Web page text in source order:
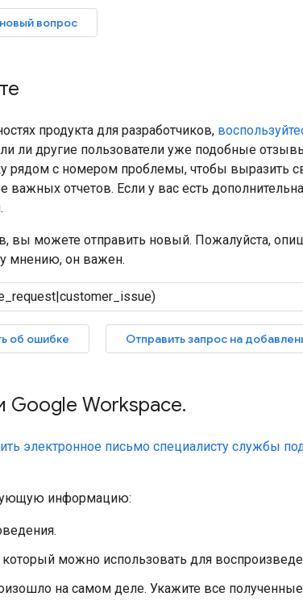
вопрос
продукта для разработчиков,
ли другие пользователи уже подобные
рядом с номером проблемы, чтобы выразить
важных отчетов. Если у вас есть
вы можете отправить новый. Пожалуйста,
мнению, он важен.
об ошибке Отправить запрос на
Google Workspace.
электронное письмо специалисту службы
информацию:
можно использовать для
на самом деле. Укажите все